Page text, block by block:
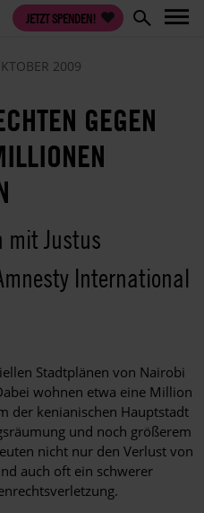
JETZT SPENDEN!
2009
GEGEN
mit Justus
International
Stadtplänen von Nairobi
wohnen etwa eine Million
der kenianischen Hauptstadt
und noch größerem
nicht nur den Verlust von
auch oft ein schwerer